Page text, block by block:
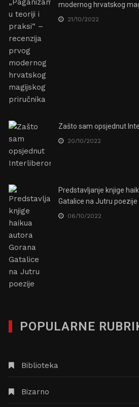
modernog hrvatskog
21/10/2022
Zašto sam opsjednut
20/10/2022
Predstavljanje knjige
Gatalice na Jutru poezije
06/10/2022
POPULARNE
Biblioteka
Bizarno